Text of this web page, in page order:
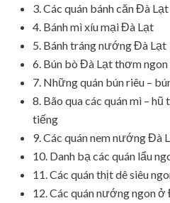
3. Các quán bánh căn Đà
4. Bánh mì xíu mại Đà Lạt
5. Bánh tráng nướng Đà Lạt
6. Bún bò Đà Lạt thơm
7. Những quán bún riêu –
8. Bão qua các quán mì –
tiếng
9. Các quán nem nướng Đà
10. Danh bạ các quán lẩu
11. Các quán thịt dê siêu
12. Các quán nướng ngon